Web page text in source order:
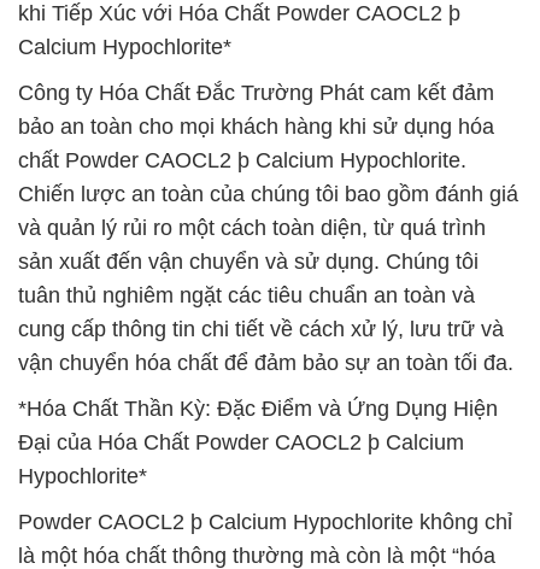
khi Tiếp Xúc với Hóa Chất Powder CAOCL2 þ
Calcium Hypochlorite*
Công ty Hóa Chất Đắc Trường Phát cam kết đảm
bảo an toàn cho mọi khách hàng khi sử dụng hóa
chất Powder CAOCL2 þ Calcium Hypochlorite.
Chiến lược an toàn của chúng tôi bao gồm đánh giá
và quản lý rủi ro một cách toàn diện, từ quá trình
sản xuất đến vận chuyển và sử dụng. Chúng tôi
tuân thủ nghiêm ngặt các tiêu chuẩn an toàn và
cung cấp thông tin chi tiết về cách xử lý, lưu trữ và
vận chuyển hóa chất để đảm bảo sự an toàn tối đa.
*Hóa Chất Thần Kỳ: Đặc Điểm và Ứng Dụng Hiện
Đại của Hóa Chất Powder CAOCL2 þ Calcium
Hypochlorite*
Powder CAOCL2 þ Calcium Hypochlorite không chỉ
là một hóa chất thông thường mà còn là một “hóa